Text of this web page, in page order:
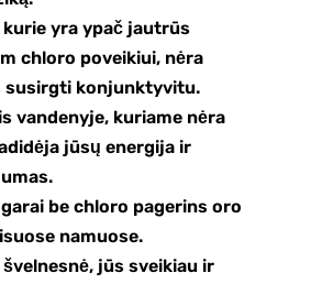
kurie yra ypač jautrūs
chloro poveikiui, nėra
susirgti konjunktyvitu.
vandenyje, kuriame nėra
jūsų energija ir
be chloro pagerins oro
namuose.
jūs sveikiau ir